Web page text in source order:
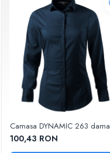
Camasa DYNAMIC 263 dama
100,43 RON